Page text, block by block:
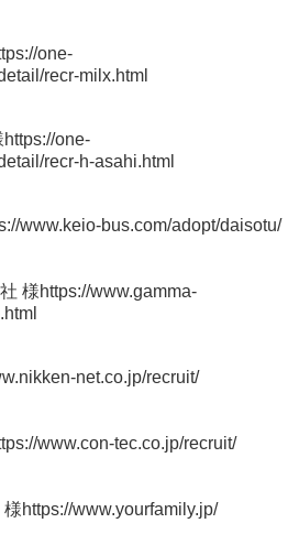
one-
recr-milx.html
https://one-
recr-h-asahi.html
www.keio-bus.com/adopt/daisotu/
様https://www.gamma-
net.co.jp/recruit/
www.con-tec.co.jp/recruit/
様https://www.yourfamily.jp/